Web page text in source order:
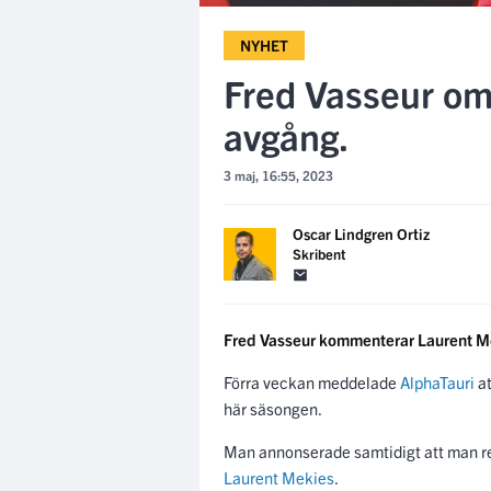
NYHET
Fred Vasseur
avgång.
3 maj, 16:55, 2023
Oscar Lindgren Ortiz
Skribent
Fred Vasseur kommenterar Laurent
Förra veckan meddelade AlphaTauri
här säsongen.
Man annonserade samtidigt att man
Laurent Mekies.